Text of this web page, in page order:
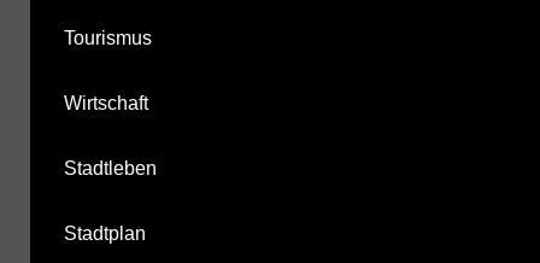
Tourismus
Wirtschaft
Stadtleben
Stadtplan